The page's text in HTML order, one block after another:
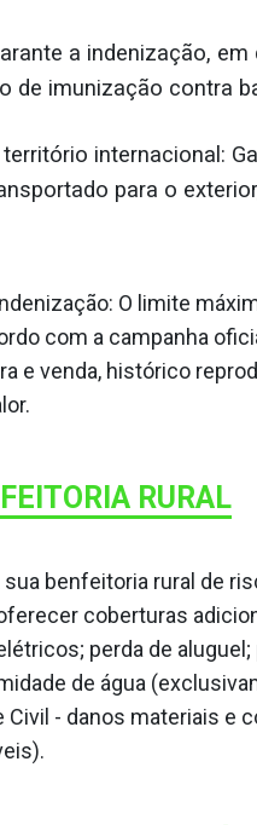
a indenização,
de imunização contra
internacional:
para o
O limite
com a campanha
e venda, histórico
RURAL
sua benfeitoria rural de
coberturas
perda de
de água
Civil - danos materiais e